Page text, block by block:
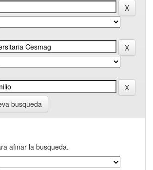
busqueda
afinar la busqueda.